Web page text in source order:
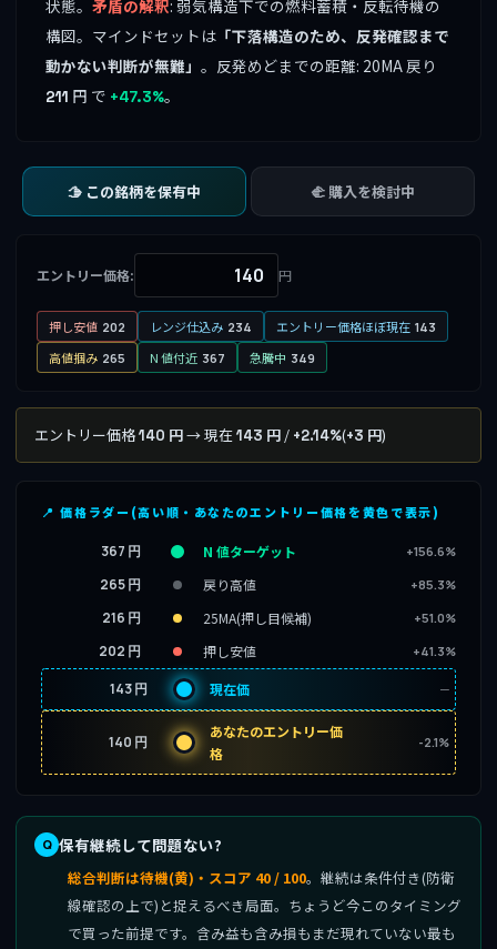
状態。 矛盾の解釈: 弱気構造下での燃料蓄積・反転待機の
構図。マインドセットは 「下落構造のため、反発確認まで
動かない判断が無難」 。反発めどまでの距離: 20MA 戻り
211 円 で +47.3%。
🫱 この銘柄を保有中 🫲 購入を検討中
エントリー価格: 円
押し安値 202 レンジ仕込み 234 エントリー価格ほぼ現在 143
高値掴み 265 N 値付近 367 急騰中 349
エントリー価格140 円→ 現在143 円 / +2.14%(+3 円)
📍 価格ラダー(高い順・あなたのエントリー価格を黄色で表示)
367 円 N 値ターゲット +156.6%
265 円 戻り高値 +85.3%
216 円 25MA(押し目候補) +51.0%
202 円 押し安値 +41.3%
143 円 現在価 ─
140 円
あなたのエントリー価
格
-2.1%
保有継続して問題ない?
総合判断は待機(黄)・スコア 40 / 100。継続は条件付き(防衛
線確認の上で)と捉えるべき局面。ちょうど今このタイミング
で買った前提です。含み益も含み損もまだ現れていない最も